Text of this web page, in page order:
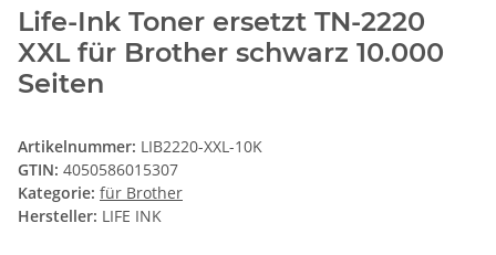
Life-Ink Toner ersetzt TN-2220
XXL für Brother schwarz 10.000
Seiten
Artikelnummer: LIB2220-XXL-10K
GTIN: 4050586015307
Kategorie: für Brother
Hersteller: LIFE INK